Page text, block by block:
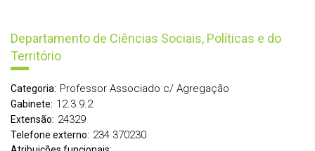
Departamento de Ciências Sociais, Políticas e do
Território
Categoria: Professor Associado c/ Agregação
Gabinete: 12.3.9.2
Extensão: 24329
Telefone externo: 234 370230